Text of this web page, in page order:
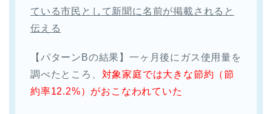
ている市民として新聞に名前が掲載されると
伝える
【パターンBの結果】一ヶ月後にガス使用量を
調べたところ、 対象家庭では大きな節約（節
約率12.2%）がおこなわれていた